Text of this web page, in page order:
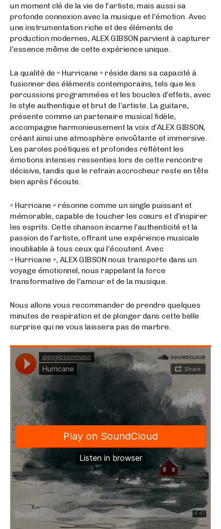
un moment clé de la vie de l’artiste, mais aussi sa
profonde connexion avec la musique et l’émotion. Avec
une instrumentation riche et des éléments de
production modernes, ALEX GIBSON parvient à capturer
l’essence même de cette expérience unique.
La qualité de « Hurricane » réside dans sa capacité à
fusionner des éléments contemporains, tels que les
percussions programmées et les boucles d’effets, avec
le style authentique et brut de l’artiste. La guitare,
présente comme un partenaire musical fidèle,
accompagne harmonieusement la voix d’ALEX GIBSON,
créant ainsi une atmosphère envoûtante et immersive.
Les paroles poétiques et profondes reflètent les
émotions intenses ressenties lors de cette rencontre
décisive, tandis que le refrain accrocheur reste en tête
bien après l’écoute.
« Hurricane » résonne comme un single puissant et
mémorable, capable de toucher les cœurs et d’inspirer
les esprits. Cette chanson incarne l’authenticité et la
passion de l’artiste, offrant une expérience musicale
inoubliable à tous ceux qui l’écoutent. Avec
« Hurricane », ALEX GIBSON nous transporte dans un
voyage émotionnel, nous rappelant la force
transformative de l’amour et de la musique.
Nous allons vous recommander de prendre quelques
minutes de respiration et de plonger dans cette belle
surprise qui ne vous laissera pas de marbre.